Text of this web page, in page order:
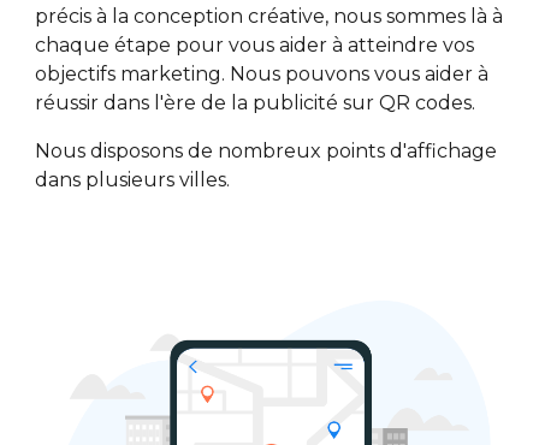
précis à la conception créative, nous sommes là à
chaque étape pour vous aider à atteindre vos
objectifs marketing. Nous pouvons vous aider à
réussir dans l'ère de la publicité sur QR codes.
Nous disposons de nombreux points d'affichage
dans plusieurs villes.